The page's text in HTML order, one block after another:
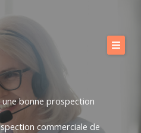
bonne prospection
commerciale de